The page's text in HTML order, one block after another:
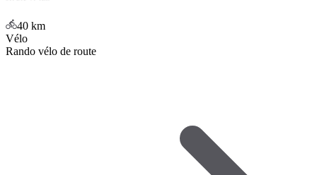
40 km
Vélo
Rando vélo de route